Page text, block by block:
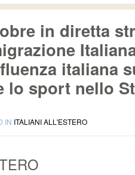
in diretta
italiana
lo sport nello
IN ITALIANI ALL'ESTERO